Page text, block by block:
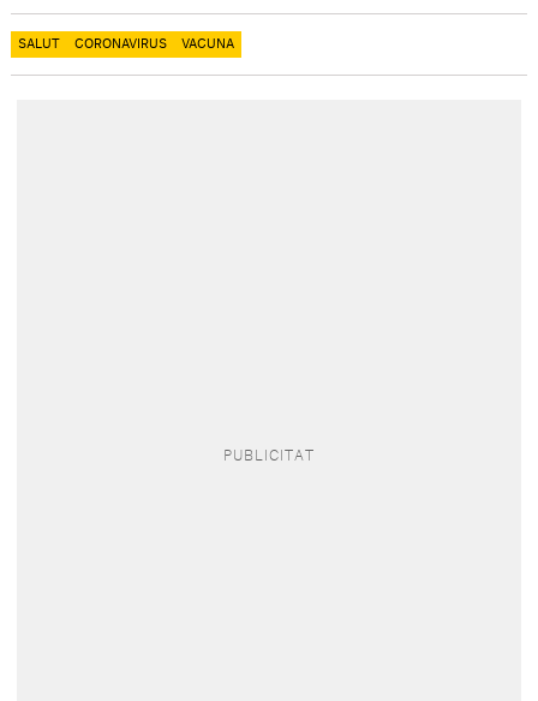
SALUT CORONAVIRUS VACUNA